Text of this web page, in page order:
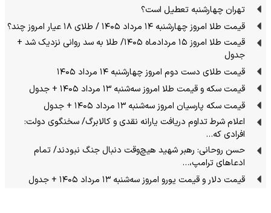
تهران چهارشنبه تعطیل است؟
قیمت طلا امروز چهارشنبه ۱۴ مرداد ۱۴۰۵ / طلای ۱۸ عیار امروز چند؟
قیمت طلا امروز ۱۵ مردادماه ۱۴۰۵/ طلا به سد روانی نزدیک شد +
جدول
قیمت طلای دست دوم امروز چهارشنبه ۱۴ مرداد ۱۴۰۵
قیمت سکه و قیمت طلا امروز سه‌شنبه ۱۳ مرداد ۱۴۰۵ + جدول
قیمت سکه پارسیان امروز سه‌شنبه ۱۳ مرداد ۱۴۰۵ + جدول
اعلام شرط تداوم دریافت یارانه نقدی و کالابرگ/ سخنگوی دولت:
افرادی که…
حسن روحانی: رهبر شهید هیچ‌وقت دنبال جنگ نبودند/ تمام
ادعاهای ترامپ،…
قیمت دلار و قیمت یورو امروز سه‌شنبه ۱۳ مرداد ۱۴۰۵ + جدول